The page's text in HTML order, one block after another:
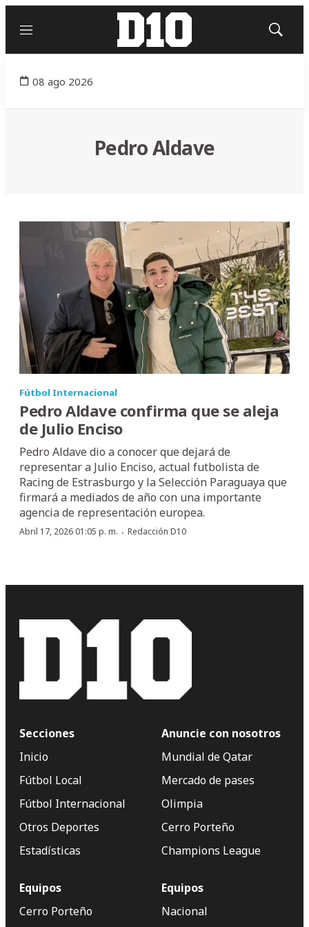
Menú
Mostrar
08 ago 2026
Pedro Aldave
Fútbol Internacional
Pedro Aldave confirma que se aleja
de Julio Enciso
Pedro Aldave dio a conocer que dejará de
representar a Julio Enciso, actual futbolista de
Racing de Estrasburgo y la Selección Paraguaya que
firmará a mediados de año con una importante
agencia de representación europea.
Abril 17, 2026 01:05 p. m. · Redacción D10
Secciones
Inicio
Fútbol Local
Fútbol Internacional
Otros Deportes
Estadísticas
Anuncie con nosotros
Mundial de Qatar
Mercado de pases
Olimpia
Cerro Porteño
Champions League
Equipos
Cerro Porteño
Equipos
Nacional